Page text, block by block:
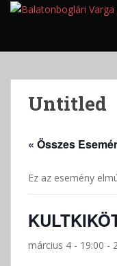
p
Untitled
« Összes
Ez az esemény
március 4 - 19:00 -